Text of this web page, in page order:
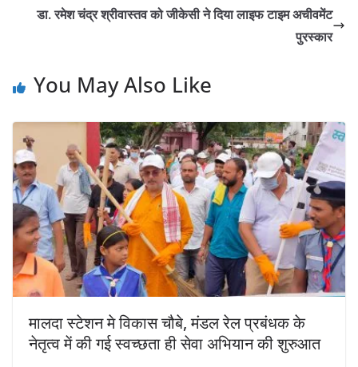
डा. रमेश चंद्र श्रीवास्तव को जीकेसी ने दिया लाइफ टाइम अचीवमेंट
पुरस्कार
You May Also Like
मालदा स्टेशन मे विकास चौबे, मंडल रेल प्रबंधक के
नेतृत्व में की गई स्वच्छता ही सेवा अभियान की शुरुआत